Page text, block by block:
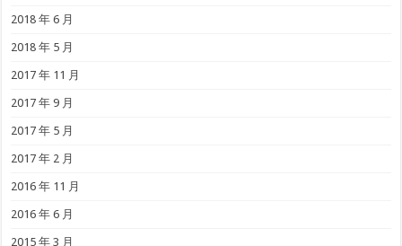
2018 年 6 月
2018 年 5 月
2017 年 11 月
2017 年 9 月
2017 年 5 月
2017 年 2 月
2016 年 11 月
2016 年 6 月
2015 年 3 月